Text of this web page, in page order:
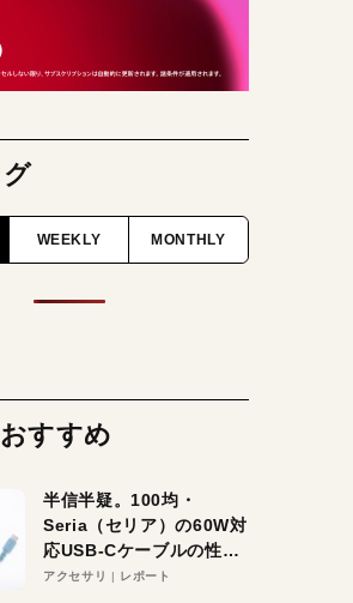
WEEKLY MONTHLY
すすめ
半信半疑。100均・
Seria（セリア）の60W対
応USB-Cケーブルの性能
を検証。超コスパの1本を
アクセサリ レポート